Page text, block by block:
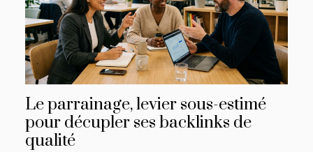
Le parrainage, levier sous-estimé
pour décupler ses backlinks de
qualité